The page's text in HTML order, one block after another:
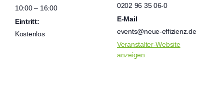
10:00 – 16:00
Eintritt:
Kostenlos
0202 96 35 06-0
E-Mail
events@neue-effizienz.de
Veranstalter-Website
anzeigen